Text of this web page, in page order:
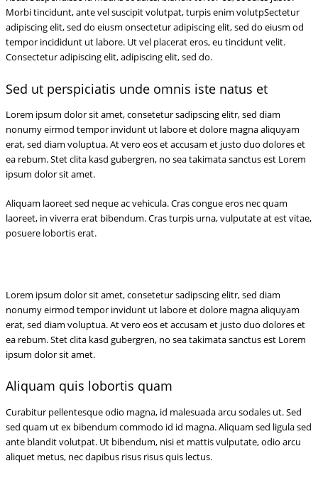
Morbi tincidunt, ante vel suscipit volutpat, turpis enim volutpSectetur
adipiscing elit, sed do eiusm onsectetur adipiscing elit, sed do eiusm od
tempor incididunt ut labore. Ut vel placerat eros, eu tincidunt velit.
Consectetur adipiscing elit, adipiscing elit, sed do.
Sed ut perspiciatis unde omnis iste natus et
Lorem ipsum dolor sit amet, consetetur sadipscing elitr, sed diam
nonumy eirmod tempor invidunt ut labore et dolore magna aliquyam
erat, sed diam voluptua. At vero eos et accusam et justo duo dolores et
ea rebum. Stet clita kasd gubergren, no sea takimata sanctus est Lorem
ipsum dolor sit amet.
Aliquam laoreet sed neque ac vehicula. Cras congue eros nec quam
laoreet, in viverra erat bibendum. Cras turpis urna, vulputate at est vitae,
posuere lobortis erat.
Lorem ipsum dolor sit amet, consetetur sadipscing elitr, sed diam
nonumy eirmod tempor invidunt ut labore et dolore magna aliquyam
erat, sed diam voluptua. At vero eos et accusam et justo duo dolores et
ea rebum. Stet clita kasd gubergren, no sea takimata sanctus est Lorem
ipsum dolor sit amet.
Aliquam quis lobortis quam
Curabitur pellentesque odio magna, id malesuada arcu sodales ut. Sed
sed quam ut ex bibendum commodo id id magna. Aliquam sed ligula sed
ante blandit volutpat. Ut bibendum, nisi et mattis vulputate, odio arcu
aliquet metus, nec dapibus risus risus quis lectus.